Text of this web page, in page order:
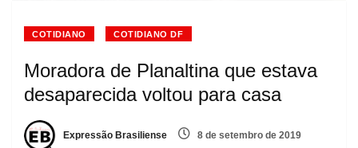
COTIDIANO COTIDIANO DF
Moradora de Planaltina que estava
desaparecida voltou para casa
Expressão Brasiliense 8 de setembro de 2019